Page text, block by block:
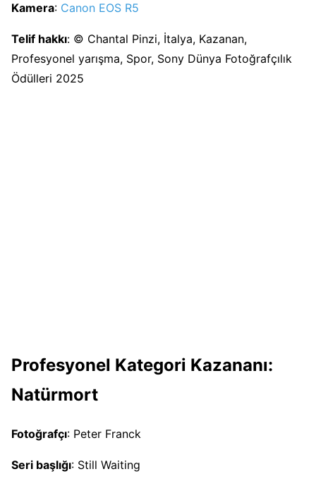
Kamera: Canon EOS R5
Telif hakkı: © Chantal Pinzi, İtalya, Kazanan,
Profesyonel yarışma, Spor, Sony Dünya Fotoğrafçılık
Ödülleri 2025
Profesyonel Kategori Kazananı:
Natürmort
Fotoğrafçı: Peter Franck
Seri başlığı: Still Waiting